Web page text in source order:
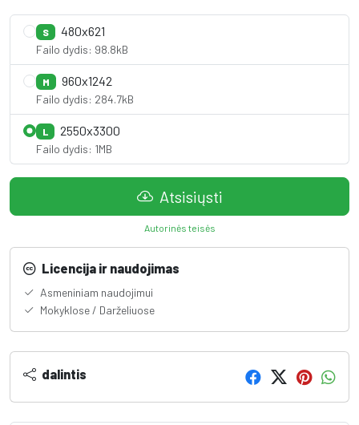
S 480x621
Failo dydis: 98.8kB
M 960x1242
Failo dydis: 284.7kB
L 2550x3300
Failo dydis: 1MB
Atsisiųsti
Autorinės teisės
Licencija ir naudojimas
Asmeniniam naudojimui
Mokyklose / Darželiuose
dalintis